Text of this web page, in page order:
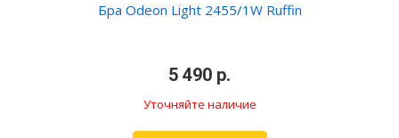
Бра Odeon Light 2455/1W Ruffin
5 490 р.
Уточняйте наличие